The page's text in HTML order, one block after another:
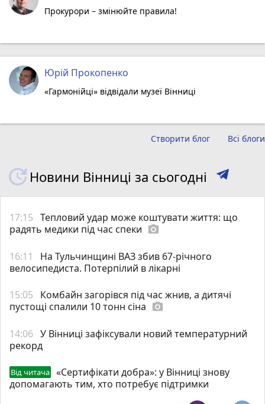
Прокурори – змінюйте правила!
Юрій Прокопенко
«Гармонійці» відвідали музеї Вінниці
Всі блоги
Створити блог
Новини Вінниці за сьогодні
17:15 Тепловий удар може коштувати життя: що
радять медики під час спеки photo_camera
16:11
На Тульчинщині ВАЗ збив 67-річного
велосипедиста. Потерпілий в лікарні
15:05
Комбайн загорівся під час жнив, а дитячі
пустощі спалили 10 тонн сіна photo_camera
14:06 У Вінниці зафіксували новий температурний
рекорд
Від читача
«Сертифікати добра»: у Вінниці знову
допомагають тим, хто потребує підтримки